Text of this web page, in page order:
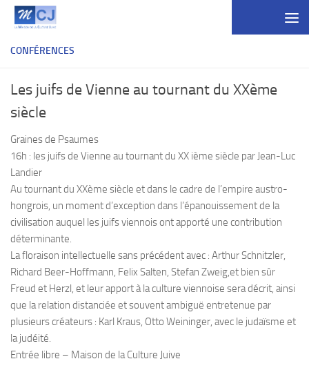
Skip to content
CONFÉRENCES
Les juifs de Vienne au tournant du XXème
siècle
Graines de Psaumes
16h : les juifs de Vienne au tournant du XX ième siècle par Jean-Luc
Landier
Au tournant du XXème siècle et dans le cadre de l’empire austro-
hongrois, un moment d’exception dans l’épanouissement de la
civilisation auquel les juifs viennois ont apporté une contribution
déterminante.
La floraison intellectuelle sans précédent avec : Arthur Schnitzler,
Richard Beer-Hoffmann, Felix Salten, Stefan Zweig,et bien sûr
Freud et Herzl, et leur apport à la culture viennoise sera décrit, ainsi
que la relation distanciée et souvent ambiguë entretenue par
plusieurs créateurs : Karl Kraus, Otto Weininger, avec le judaïsme et
la judéité.
Entrée libre – Maison de la Culture Juive